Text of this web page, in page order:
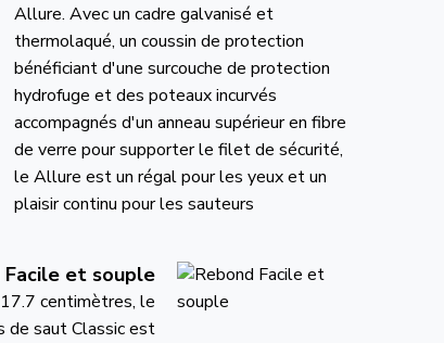
Allure. Avec un cadre galvanisé et
thermolaqué, un coussin de protection
bénéficiant d'une surcouche de protection
hydrofuge et des poteaux incurvés
accompagnés d'un anneau supérieur en fibre
de verre pour supporter le filet de sécurité,
le Allure est un régal pour les yeux et un
plaisir continu pour les sauteurs
Facile et souple
centimètres, le
de saut Classic est